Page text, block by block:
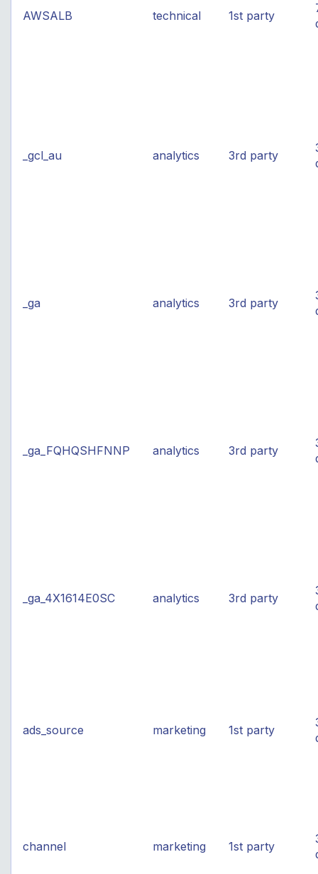
AWSALB technical 1st party
_gcl_au analytics 3rd party
_ga analytics 3rd party
_ga_FQHQSHFNNP analytics 3rd party
_ga_4X1614E0SC analytics 3rd party
ads_source marketing 1st party
channel marketing 1st party